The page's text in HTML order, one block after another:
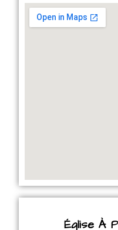
Église À